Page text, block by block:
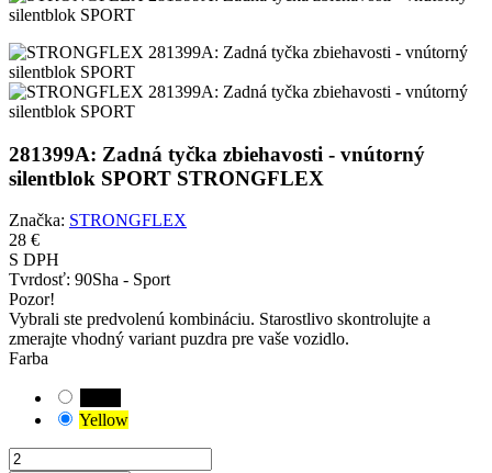
281399A: Zadná tyčka zbiehavosti - vnútorný
silentblok SPORT STRONGFLEX
Značka: STRONGFLEX
28 €
S DPH
Tvrdosť: 90Sha - Sport
Pozor!
Vybrali ste predvolenú kombináciu. Starostlivo skontrolujte a
zmerajte vhodný variant puzdra pre vaše vozidlo.
Farba
Yellow